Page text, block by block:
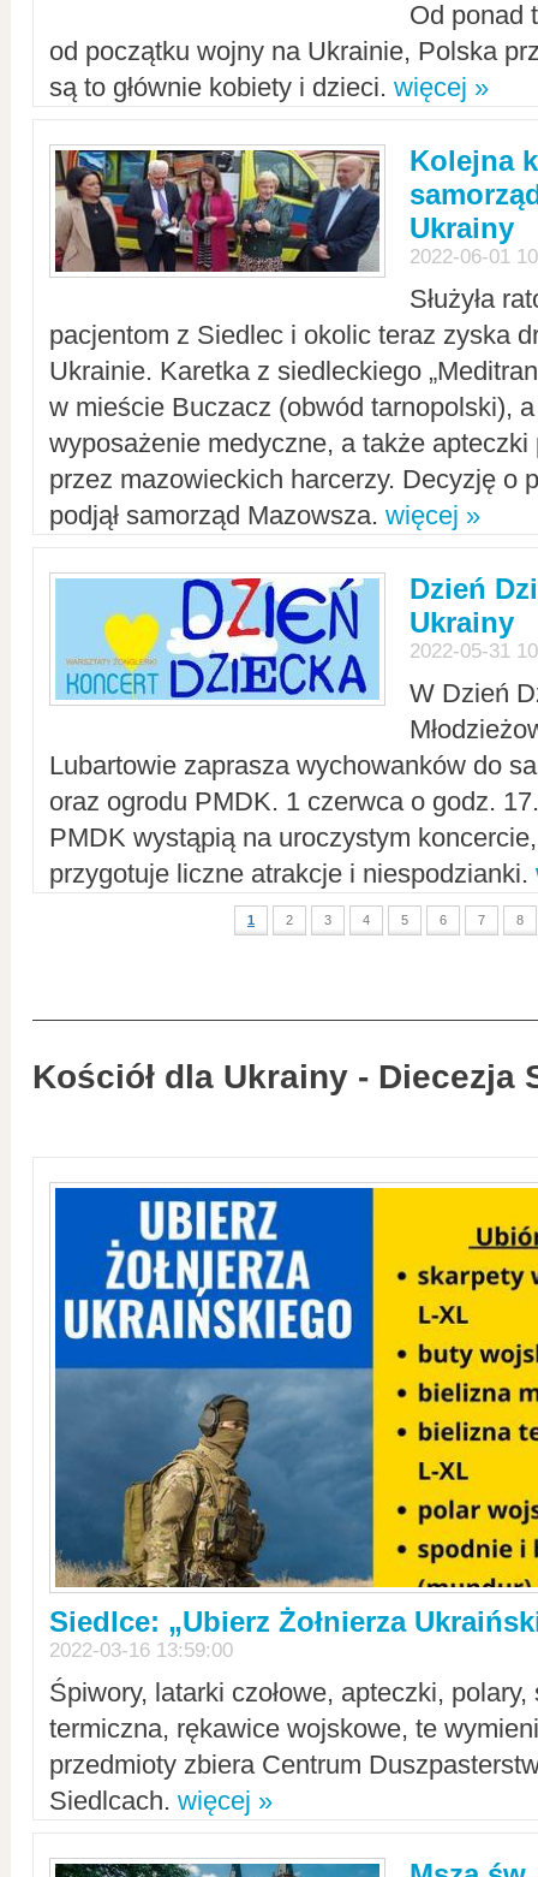
Od ponad
od początku wojny na Ukrainie, Polska
są to głównie kobiety i dzieci. więcej »
Kolejna
Ukrainy
2022-06-01
Służyła
pacjentom z Siedlec i okolic teraz zyska
Ukrainie. Karetka z siedleckiego
w mieście Buczacz (obwód tarnopolski),
wyposażenie medyczne, a także apteczki
przez mazowieckich harcerzy. Decyzję o
podjął samorząd Mazowsza. więcej »
Dzień
Ukrainy
2022-05-31
W Dzień
Lubartowie zaprasza wychowanków do
oraz ogrodu PMDK. 1 czerwca o godz.
PMDK wystąpią na uroczystym
przygotuje liczne atrakcje i niespodzianki.
1 2 3 4 5 6 7 8
Kościół dla Ukrainy - Diecezja
Siedlce: „Ubierz Żołnierza
2022-03-16 13:59:00
Śpiwory, latarki czołowe, apteczki,
termiczna, rękawice wojskowe, te
przedmioty zbiera Centrum
Siedlcach. więcej »